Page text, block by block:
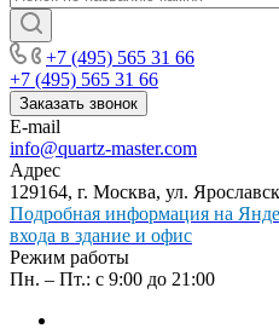
+7 (495) 565 31 66
+7 (495) 565 31 66
Заказать звонок
E-mail
info@quartz-master.com
Адрес
129164, г. Москва, ул.
Подробная информация на
входа в здание и офис
Режим работы
Пн. – Пт.: с 9:00 до 21:00